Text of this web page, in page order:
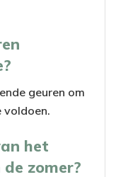
geuren om
voldoen.
het
zomer?